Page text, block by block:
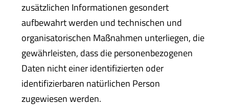
zusätzlichen Informationen gesondert
aufbewahrt werden und technischen und
organisatorischen Maßnahmen unterliegen, die
gewährleisten, dass die personenbezogenen
Daten nicht einer identifizierten oder
identifizierbaren natürlichen Person
zugewiesen werden.